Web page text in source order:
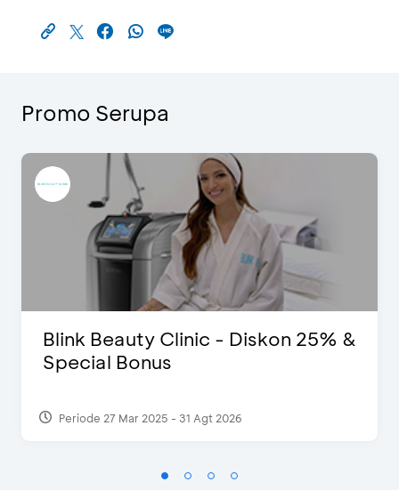
Promo Serupa
Blink Beauty Clinic - Diskon 25% &
Special Bonus
Periode 27 Mar 2025 - 31 Agt 2026